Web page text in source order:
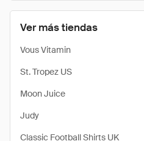
Ver más tiendas
Vous Vitamin
St. Tropez US
Moon Juice
Judy
Classic Football Shirts UK